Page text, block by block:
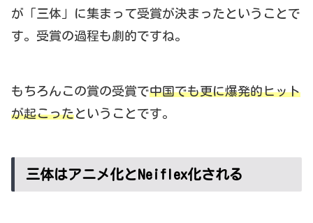
が「三体」に集まって受賞が決まったということで
す。受賞の過程も劇的ですね。
もちろんこの賞の受賞で中国でも更に爆発的ヒット
が起こったということです。
三体はアニメ化とNeiflex化される